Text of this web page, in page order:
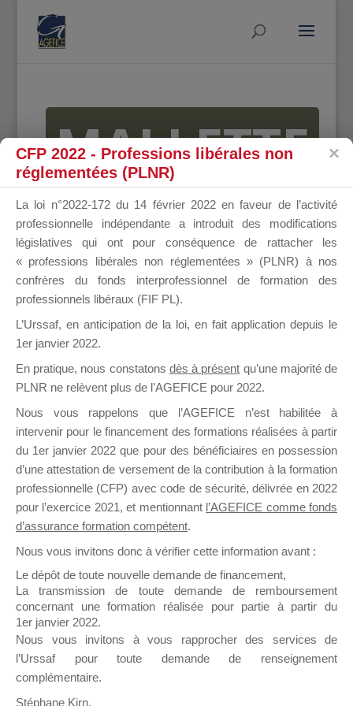
MALLETTE
DU
DIRIGEANT
il y a un mois
Ce groupe est destiné aux Organismes de
Formation qui souhaitent répondre à l’Appel à
Propositions Mallette du Dirigeant.
Ce groupe propose un forum dédié au support
sur lequel il est possible de laisser un message
ou poser une question.
NB : Il est nécessaire d’être
pouvoir rejoindre ce groupe
CFP 2022 - Professions libérales non
réglementées (PLNR)
La loi n°2022-172 du 14 février 2022 en faveur de l’activité
professionnelle indépendante a introduit des modifications
législatives qui ont pour conséquence de rattacher les
« professions libérales non réglementées » (PLNR) à nos
confrères du fonds interprofessionnel de formation des
professionnels libéraux (FIF PL).
L’Urssaf, en anticipation de la loi, en fait application depuis le
1er janvier 2022.
En pratique, nous constatons dès à présent qu’une majorité de
PLNR ne relèvent plus de l’AGEFICE pour 2022.
Nous vous rappelons que l’AGEFICE n’est habilitée à
intervenir pour le financement des formations réalisées à partir
du 1er janvier 2022 que pour des bénéficiaires en possession
d’une attestation de versement de la contribution à la formation
professionnelle (CFP) avec code de sécurité, délivrée en 2022
pour l’exercice 2021, et mentionnant l’AGEFICE comme fonds
d’assurance formation compétent.
Nous vous invitons donc à vérifier cette information avant :
Le dépôt de toute nouvelle demande de financement,
La transmission de toute demande de remboursement
concernant une formation réalisée pour partie à partir du
1er janvier 2022.
Nous vous invitons à vous rapprocher des services de
l’Urssaf pour toute demande de renseignement
complémentaire.
Stéphane Kirn,